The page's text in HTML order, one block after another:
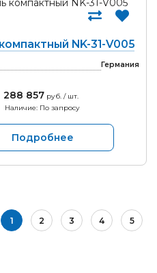
NK-31-V005
Германия
288 857руб. / шт.
Наличие: По запросу
Подробнее
1 2 3 4 5